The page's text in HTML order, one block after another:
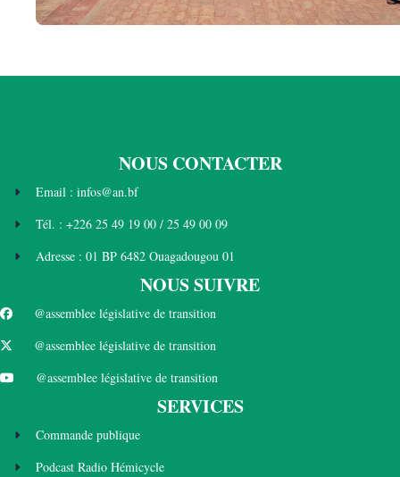
NOUS CONTACTER
Email : infos@an.bf
Tél. : +226 25 49 19 00 / 25 49 00 09
Adresse : 01 BP 6482 Ouagadougou 01
NOUS SUIVRE
@assemblee législative de transition
@assemblee législative de transition
@assemblee législative de transition
SERVICES
Commande publique
Podcast Radio Hémicycle